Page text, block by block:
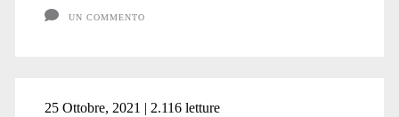
UN COMMENTO
25 Ottobre, 2021 | 2.116 letture